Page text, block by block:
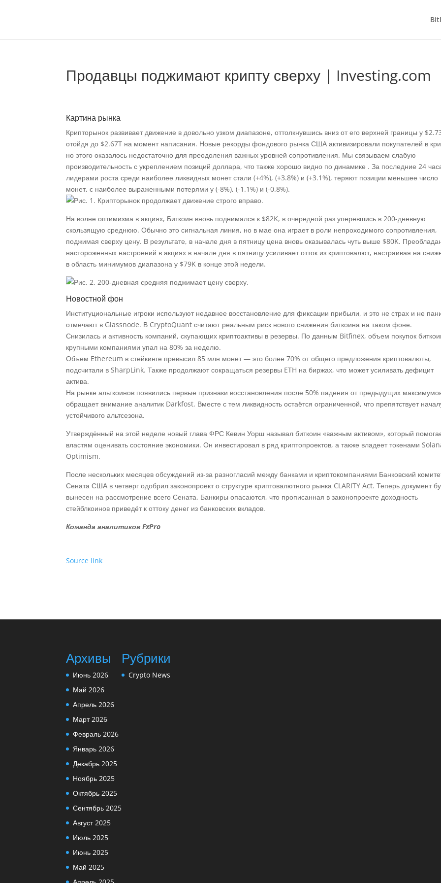
Продавцы поджимают крипту сверху | Investing.com
Картина рынка
Крипторынок развивает движение в довольно узком диапазоне, оттолкнувшись вниз от его верхней границы у
отойдя до $2.67T на момент написания. Новые рекорды фондового рынка США активизировали покупателей в
но этого оказалось недостаточно для преодоления важных уровней сопротивления. Мы связываем слабую
производительность с укреплением позиций доллара, что также хорошо видно по динамике . За последние 24
лидерами роста среди наиболее ликвидных монет стали (+4%), (+3.8%) и (+3.1%), теряют позиции меньшее число
монет, с наиболее выраженными потерями у (-8%), (-1.1%) и (-0.8%).
На волне оптимизма в акциях, Биткоин вновь поднимался к $82K, в очередной раз уперевшись в 200-дневную
скользящую среднюю. Обычно это сигнальная линия, но в мае она играет в роли непроходимого сопротивления,
поджимая сверху цену. В результате, в начале дня в пятницу цена вновь оказывалась чуть выше $80K.
настороженных настроений в акциях в начале дня в пятницу усиливает отток из криптовалют, настраивая на
в область минимумов диапазона у $79K в конце этой недели.
Новостной фон
Институциональные игроки используют недавнее восстановление для фиксации прибыли, и это не страх и не
отмечают в Glassnode. В CryptoQuant считают реальным риск нового снижения биткоина на таком фоне.
Снизилась и активность компаний, скупающих криптоактивы в резервы. По данным Bitfinex, объем покупок
крупными компаниями упал на 80% за неделю.
Объем Ethereum в стейкинге превысил 85 млн монет — это более 70% от общего предложения криптовалюты,
подсчитали в SharpLink. Также продолжают сокращаться резервы ETH на биржах, что может усиливать дефицит
актива.
На рынке альткоинов появились первые признаки восстановления после 50% падения от предыдущих
обращает внимание аналитик Darkfost. Вместе с тем ликвидность остаётся ограниченной, что препятствует
устойчивого альтсезона.
Утверждённый на этой неделе новый глава ФРС Кевин Уорш называл биткоин «важным активом», который
властям оценивать состояние экономики. Он инвестировал в ряд криптопроектов, а также владеет токенами
Optimism.
После нескольких месяцев обсуждений из-за разногласий между банками и криптокомпаниями Банковский
Сената США в четверг одобрил законопроект о структуре криптовалютного рынка CLARITY Act. Теперь документ
вынесен на рассмотрение всего Сената. Банкиры опасаются, что прописанная в законопроекте доходность
стейблкоинов приведёт к оттоку денег из банковских вкладов.
Команда аналитиков FxPro
Source link
Архивы
Июнь 2026
Май 2026
Апрель 2026
Март 2026
Февраль 2026
Январь 2026
Декабрь 2025
Ноябрь 2025
Октябрь 2025
Сентябрь 2025
Август 2025
Июль 2025
Июнь 2025
Май 2025
Рубрики
Crypto News